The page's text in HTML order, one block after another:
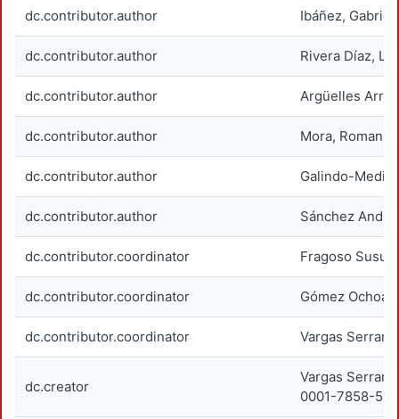
dc.contributor.author Ibáñez,
dc.contributor.author Rivera Díaz,
dc.contributor.author Argüelles
dc.contributor.author Mora, Roman
dc.contributor.author Galindo-
dc.contributor.author Sánchez
dc.contributor.coordinator Fragoso
dc.contributor.coordinator Gómez Ochoa,
dc.contributor.coordinator Vargas
dc.creator
Vargas
0001-7858-